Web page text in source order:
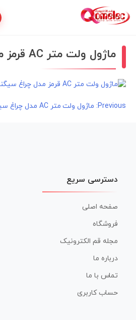
ماژول ولت متر AC قرمز مدل چراغ سیگنالی
راهبری
Previous: ماژول ولت متر AC مدل چراغ سیگنالی
دسترسی سریع
صفحه اصلی
فروشگاه
مجله قم الکترونیک
درباره ما
تماس با ما
حساب کاربری